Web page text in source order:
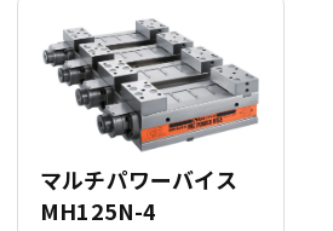
マルチパワーバイス
MH125N-4